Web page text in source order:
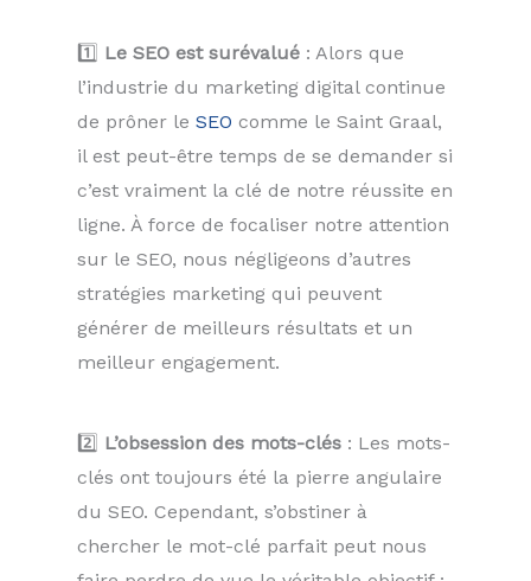
1️⃣ Le SEO est surévalué : Alors que
l’industrie du marketing digital continue
de prôner le SEO comme le Saint Graal,
il est peut-être temps de se demander si
c’est vraiment la clé de notre réussite en
ligne. À force de focaliser notre attention
sur le SEO, nous négligeons d’autres
stratégies marketing qui peuvent
générer de meilleurs résultats et un
meilleur engagement.
2️⃣ L’obsession des mots-clés : Les mots-
clés ont toujours été la pierre angulaire
du SEO. Cependant, s’obstiner à
chercher le mot-clé parfait peut nous